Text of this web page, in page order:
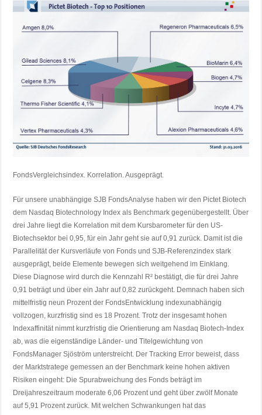
FondsVergleichsindex. Korrelation. Ausgeprägt.
Für unsere unabhängige SJB FondsAnalyse haben wir den Pictet Biotech
dem Nasdaq Biotechnology Index als Benchmark gegenübergestellt. Über
drei Jahre liegt die Korrelation mit dem Kursbarometer für den US-
Biotechsektor bei 0,95, für ein Jahr geht sie auf 0,91 zurück. Damit ist die
Parallelität der Kursverläufe von Fonds und SJB-Referenzindex stark
ausgeprägt, beide Elemente bewegen sich weitgehend im Einklang.
Diese Diagnose wird durch die Kennzahl R² bestätigt, die für drei Jahre
0,91 beträgt und über ein Jahr auf 0,82 zurückgeht. Demnach haben sich
mittelfristig neun Prozent der FondsEntwicklung indexunabhängig
vollzogen, kurzfristig sind es 18 Prozent. Trotz der insgesamt hohen
Indexaffinität nimmt kurzfristig die Orientierung am Nasdaq Biotech-Index
ab, was die eigenständige Länder- und Titelgewichtung von
FondsManager Sjöström unterstreicht. Der Tracking Error beweist, dass
der Marktstratege gemessen an der Benchmark keine hohen aktiven
Risiken eingeht: Die Spurabweichung des Fonds beträgt im
Dreijahreszeitraum moderate 6,06 Prozent und geht über zwölf Monate
auf 5,91 Prozent zurück. Mit welchen Schwankungen hat das